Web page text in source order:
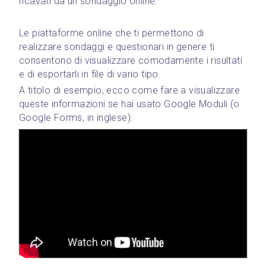
Le piattaforme online che ti permettono di
realizzare sondaggi e questionari in genere ti
consentono di visualizzare comodamente i risultati
e di esportarli in file di vario tipo.
A titolo di esempio, ecco come fare a visualizzare
queste informazioni se hai usato Google Moduli (o
Google Forms, in inglese):